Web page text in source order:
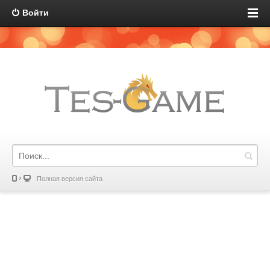
Войти
Полная версия сайта